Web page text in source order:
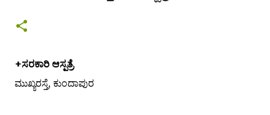
+ಸರಕಾರಿ ಆಸ್ಪತ್ರೆ
ಮುಖ್ಯರಸ್ತೆ, ಕುಂದಾಪುರ